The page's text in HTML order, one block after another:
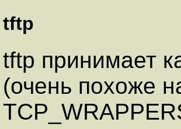
tftp
tftp принимает
(очень похоже